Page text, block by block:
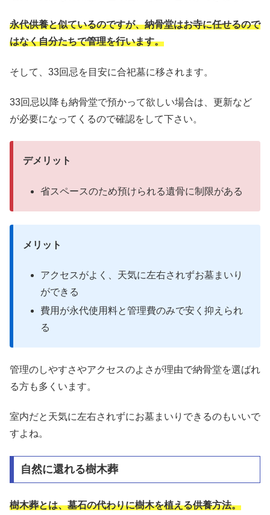
永代供養と似ているのですが、納骨堂はお寺に任せるので
はなく自分たちで管理を行います。
そして、33回忌を目安に合祀墓に移されます。
33回忌以降も納骨堂で預かって欲しい場合は、更新など
が必要になってくるので確認をして下さい。
デメリット
省スペースのため預けられる遺骨に制限がある
メリット
アクセスがよく、天気に左右されずお墓まいり
ができる
費用が永代使用料と管理費のみで安く抑えられ
る
管理のしやすさやアクセスのよさが理由で納骨堂を選ばれ
る方も多くいます。
室内だと天気に左右されずにお墓まいりできるのもいいで
すよね。
自然に還れる樹木葬
樹木葬とは、墓石の代わりに樹木を植える供養方法。